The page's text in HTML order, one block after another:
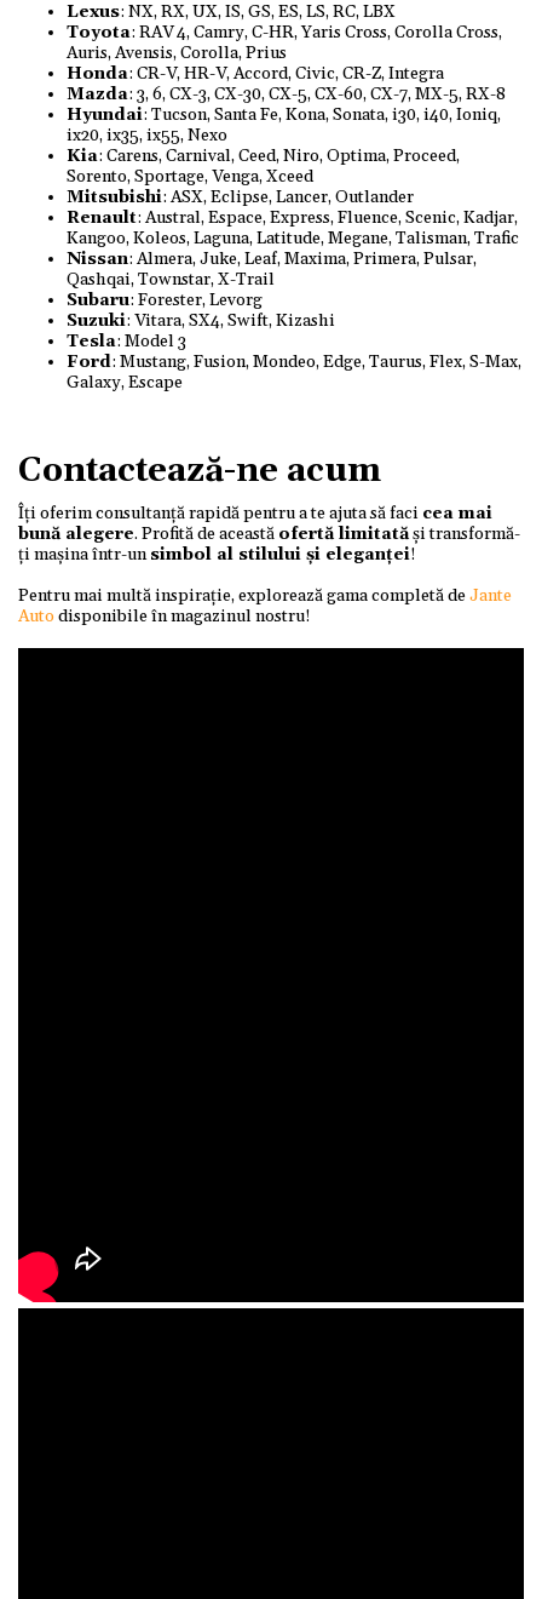
Lexus: NX, RX, UX, IS, GS, ES, LS, RC, LBX
Toyota: RAV 4, Camry, C-HR, Yaris Cross, Corolla Cross,
Auris, Avensis, Corolla, Prius
Honda: CR-V, HR-V, Accord, Civic, CR-Z, Integra
Mazda: 3, 6, CX-3, CX-30, CX-5, CX-60, CX-7, MX-5, RX-8
Hyundai: Tucson, Santa Fe, Kona, Sonata, i30, i40, Ioniq,
ix20, ix35, ix55, Nexo
Kia: Carens, Carnival, Ceed, Niro, Optima, Proceed,
Sorento, Sportage, Venga, Xceed
Mitsubishi: ASX, Eclipse, Lancer, Outlander
Renault: Austral, Espace, Express, Fluence, Scenic, Kadjar,
Kangoo, Koleos, Laguna, Latitude, Megane, Talisman, Trafic
Nissan: Almera, Juke, Leaf, Maxima, Primera, Pulsar,
Qashqai, Townstar, X-Trail
Subaru: Forester, Levorg
Suzuki: Vitara, SX4, Swift, Kizashi
Tesla: Model 3
Ford: Mustang, Fusion, Mondeo, Edge, Taurus, Flex, S-Max,
Galaxy, Escape
Contactează-ne acum
Îți oferim consultanță rapidă pentru a te ajuta să faci cea mai
bună alegere. Profită de această ofertă limitatăși transformă-
ți mașina într-unsimbol al stilului și eleganței!
Pentru mai multă inspirație, explorează gama completă deJante
Autodisponibile în magazinul nostru!